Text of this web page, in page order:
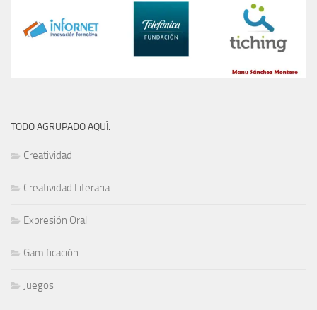
TODO AGRUPADO AQUÍ:
Creatividad
Creatividad Literaria
Expresión Oral
Gamificación
Juegos